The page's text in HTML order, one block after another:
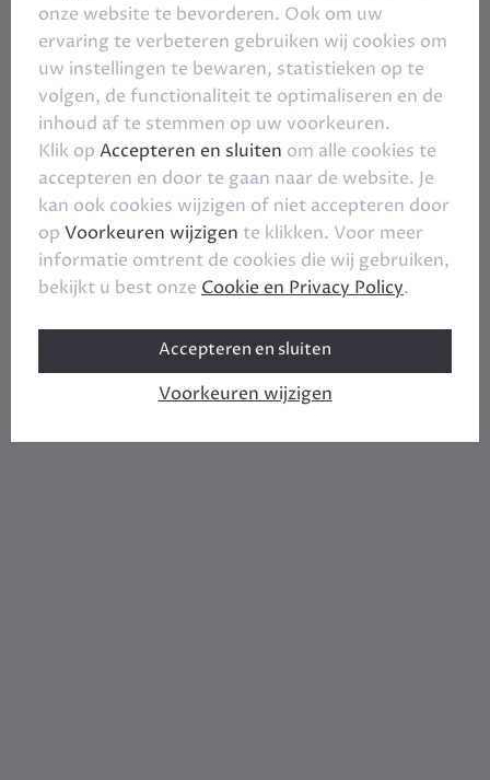
onze website te bevorderen. Ook om uw
ervaring te verbeteren gebruiken wij cookies om
uw instellingen te bewaren, statistieken op te
volgen, de functionaliteit te optimaliseren en de
inhoud af te stemmen op uw voorkeuren.
Klik op Accepteren en sluiten om alle cookies te
accepteren en door te gaan naar de website. Je
kan ook cookies wijzigen of niet accepteren door
op Voorkeuren wijzigen te klikken. Voor meer
informatie omtrent de cookies die wij gebruiken,
bekijkt u best onze Cookie en Privacy Policy.
Accepteren en sluiten
Voorkeuren wijzigen